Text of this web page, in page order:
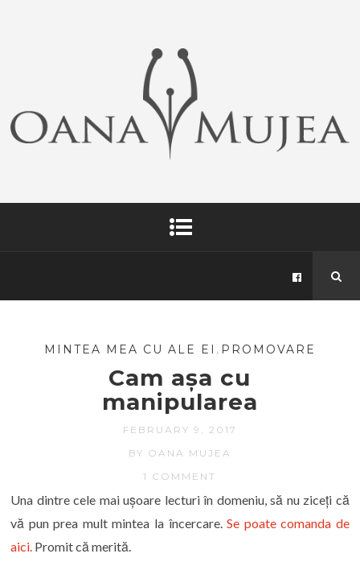
MINTEA MEA CU ALE EI , PROMOVARE
Cam așa cu
manipularea
FEBRUARY 9, 2017
BY OANA MUJEA
1 COMMENT
Una dintre cele mai ușoare lecturi în domeniu, să nu ziceți că
vă pun prea mult mintea la încercare.Se poate comanda de
aici. Promit că merită.